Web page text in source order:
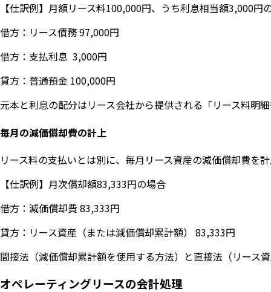
【仕訳例】月額リース料100,000円、うち利息相当額3,000円
借方：リース債務 97,000円
借方：支払利息 3,000円
貸方：普通預金 100,000円
元本と利息の配分はリース会社から提供される「リース料明
毎月の減価償却費の計上
リース料の支払いとは別に、毎月リース資産の減価償却費を
【仕訳例】月次償却額83,333円の場合
借方：減価償却費 83,333円
貸方：リース資産（または減価償却累計額） 83,333円
間接法（減価償却累計額を使用する方法）と直接法（リース
オペレーティングリースの会計処理